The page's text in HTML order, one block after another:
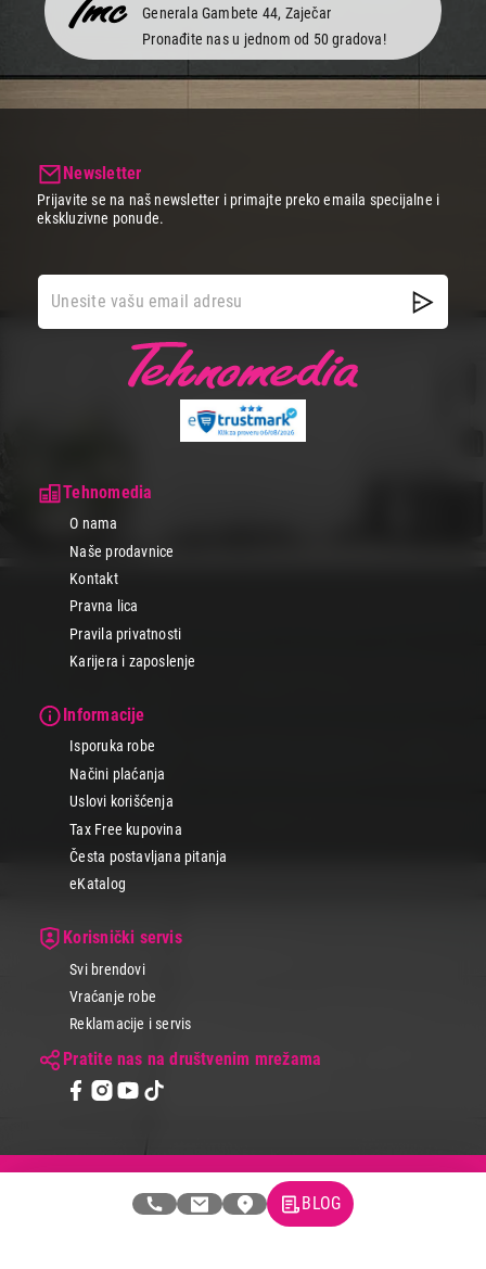
Generala Gambete 44, Zaječar
Pronađite nas u jednom od 50 gradova!
Tehnomedia
O nama
Naše prodavnice
Kontakt
Pravna lica
Pravila privatnosti
Karijera i zaposlenje
Informacije
Isporuka robe
Načini plaćanja
Uslovi korišćenja
Tax Free kupovina
Česta postavljana pitanja
eKatalog
Korisnički servis
Svi brendovi
Vraćanje robe
Reklamacije i servis
Pratite nas na društvenim mrežama
Newsletter
Prijavite se na naš newsletter i primajte preko emaila specijalne i
ekskluzivne ponude.
© 2026 Tehnomedia centar d.o.o.
BLOG